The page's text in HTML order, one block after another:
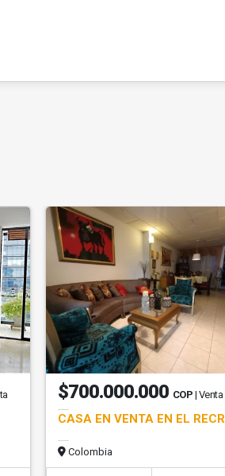
$700.000.000 COP | Venta
CASA EN VENTA EN EL
Colombia